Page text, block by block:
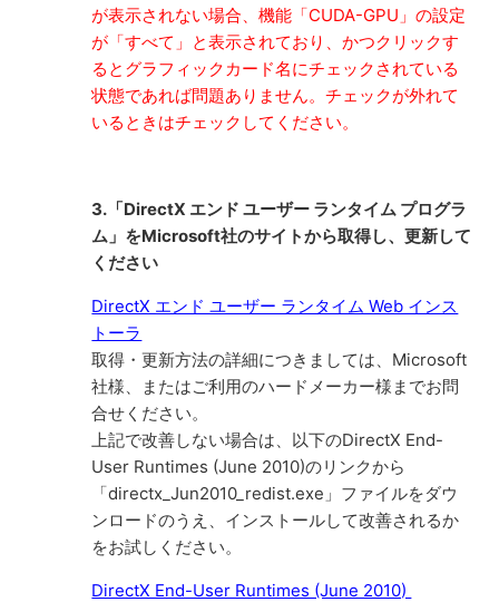
が表示されない場合、機能「CUDA-GPU」の設定
が「すべて」と表示されており、かつクリックす
るとグラフィックカード名にチェックされている
状態であれば問題ありません。チェックが外れて
いるときはチェックしてください。
3.「DirectX エンド ユーザー ランタイム プログラ
ム」をMicrosoft社のサイトから取得し、更新して
ください
DirectX エンド ユーザー ランタイム Web インス
トーラ
取得・更新方法の詳細につきましては、Microsoft
社様、またはご利用のハードメーカー様までお問
合せください。
上記で改善しない場合は、以下のDirectX End-
User Runtimes (June 2010)のリンクから
「directx_Jun2010_redist.exe」ファイルをダウ
ンロードのうえ、インストールして改善されるか
をお試しください。
DirectX End-User Runtimes (June 2010)